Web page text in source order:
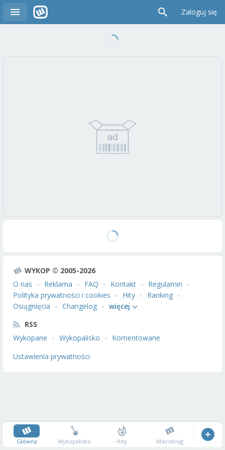
Zaloguj się
WYKOP © 2005-2026
O nas
Reklama FAQ Kontakt
Regulamin
Polityka prywatności i cookies
Hity
Ranking
Osiągnięcia
Changelog
więcej
RSS
Wykopane
Wykopalisko
Komentowane
Ustawienia prywatności
Główna Wykopalisko Hity Mikroblog